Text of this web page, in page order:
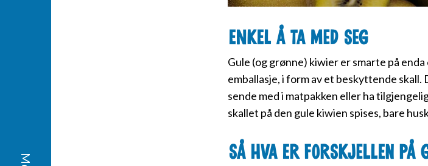
Enkel å ta med seg
Gule (og grønne) kiwier er smarte på
emballasje, i form av et beskyttende skall.
sende med i matpakken eller ha
skallet på den gule kiwien spises, bare
Så hva er forskjellen på